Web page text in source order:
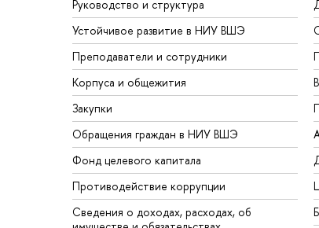
Руководство и структура
Устойчивое развитие в НИУ ВШЭ
Преподаватели и сотрудники
Корпуса и общежития
Закупки
Обращения граждан в НИУ ВШЭ
Фонд целевого капитала
Противодействие коррупции
Сведения о доходах, расходах, об